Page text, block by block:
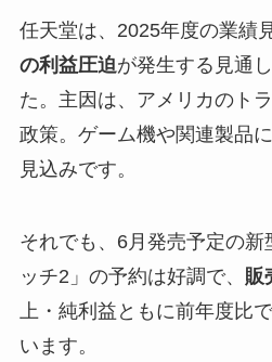
任天堂は、2025年度の業績
の利益圧迫が発生する見通
た。主因は、アメリカのト
政策。ゲーム機や関連製品
見込みです。
それでも、6月発売予定の新
ッチ2」の予約は好調で、 販
上・純利益ともに前年度比
います。